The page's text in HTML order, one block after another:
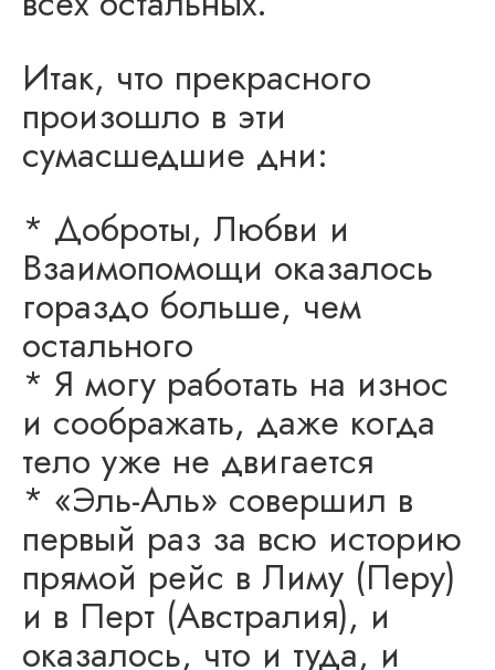
Итак, что прекрасного
произошло в эти
сумасшедшие дни:
* Доброты, Любви и
Взаимопомощи оказалось
гораздо больше, чем
остального
* Я могу работать на износ
и соображать, даже когда
тело уже не двигается
* «Эль-Аль» совершил в
первый раз за всю историю
прямой рейс в Лиму (Перу)
и в Перт (Австралия), и
оказалось, что и туда, и